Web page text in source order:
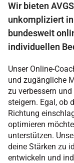
Wir bieten
unkompliziert
bundesweit
individuellen
Unser Online-
und zugängliche
zu verbessern
steigern. Egal, ob
Richtung
optimieren
unterstützen.
deine Stärken zu
entwickeln und